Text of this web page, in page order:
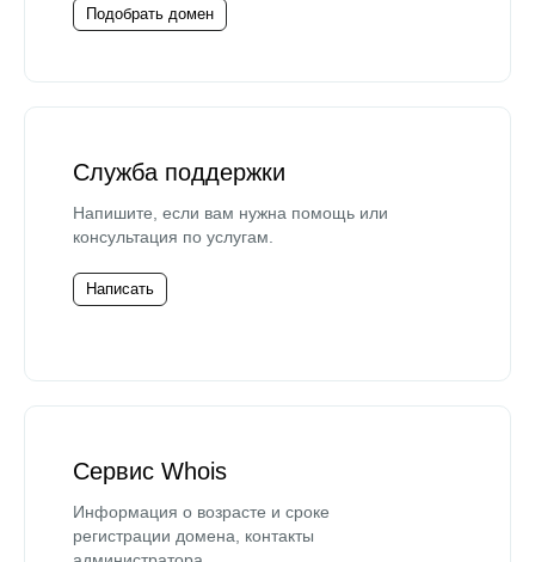
Подобрать домен
Служба поддержки
Напишите, если вам нужна помощь или
консультация по услугам.
Написать
Сервис Whois
Информация о возрасте и сроке
регистрации домена, контакты